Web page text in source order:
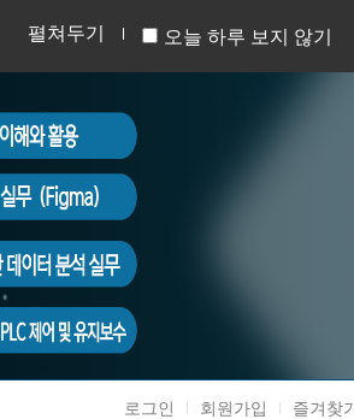
펼쳐두기 오늘 하루 보지 않기
로그인 회원가입 즐겨찾